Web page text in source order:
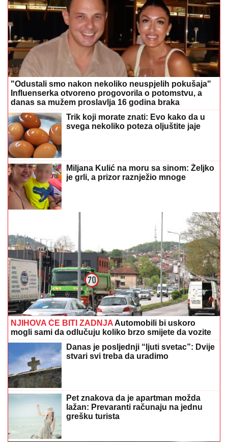
"Odustali smo nakon nekoliko neuspjelih pokušaja"
Influenserka otvoreno progovorila o potomstvu, a
danas sa mužem proslavlja 16 godina braka
Trik koji morate znati: Evo kako da u
svega nekoliko poteza oljuštite jaje
Miljana Kulić na moru sa sinom: Željko
je grli, a prizor raznježio mnoge
NJIHOVA ĆE BITI ZADNJA Automobili bi uskoro
mogli sami da odlučuju koliko brzo smijete da vozite
Danas je posljednji “ljuti svetac”: Dvije
stvari svi treba da uradimo
Pet znakova da je apartman možda
lažan: Prevaranti računaju na jednu
grešku turista